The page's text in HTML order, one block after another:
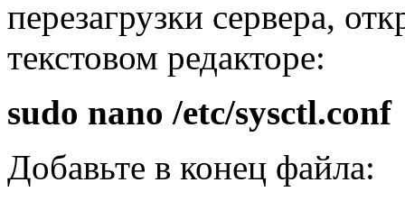
перезагрузки сервера,
текстовом редакторе:
sudo nano /etc/sysctl.conf
Добавьте в конец файла: